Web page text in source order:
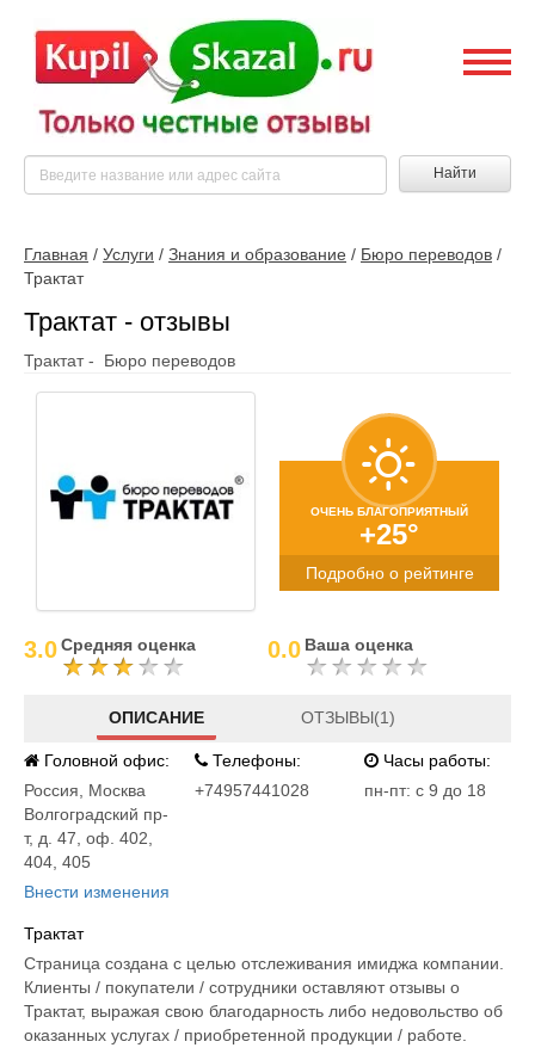
Найти
Главная / Услуги / Знания и образование / Бюро переводов /
Трактат
Трактат - отзывы
Трактат - Бюро переводов
ОЧЕНЬ БЛАГОПРИЯТНЫЙ
+25°
Подробно о рейтинге
3.0Средняя оценка 0.0 Ваша оценка
ОПИСАНИЕ ОТЗЫВЫ(1)
Головной офис:
Россия
Москва
Волгоградский пр-
т, д. 47, оф. 402,
404, 405
Внести изменения
Телефоны:
+74957441028
Часы работы:
пн-пт: с 9 до 18
Трактат
Страница создана с целью отслеживания имиджа компании.
Клиенты / покупатели / сотрудники оставляют отзывы о
Трактат, выражая свою благодарность либо недовольство об
оказанных услугах / приобретенной продукции / работе.